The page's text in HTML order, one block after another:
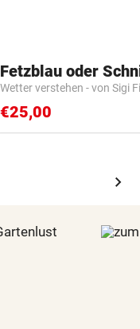
Fetzblau oder
Wetter verstehen - von Sigi
€25,00
chevron_right